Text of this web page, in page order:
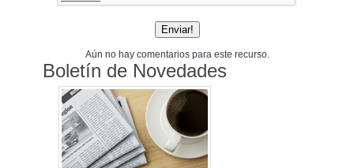
Aún no hay comentarios para este recurso.
Boletín de Novedades